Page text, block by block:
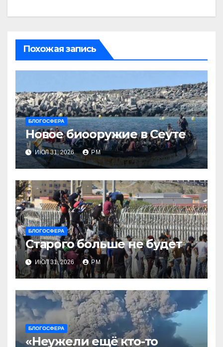
Похожая запись
БЛОГОСФЕРА
Новое биооружие в Сеуте
ИЮЛ 31, 2026 РМ
БЛОГОСФЕРА
Старого больше не будет
ИЮЛ 31, 2026 РМ
БЛОГОСФЕРА
«Неужели ещё кто-то